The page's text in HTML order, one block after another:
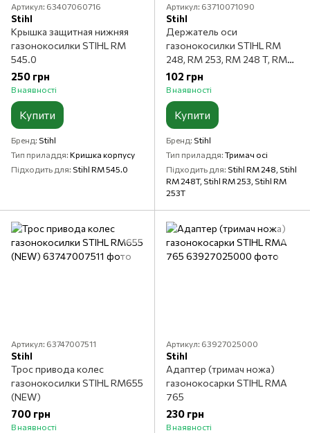
Артикул: 63407060716
Stihl
Крышка защитная нижняя
газонокосилки STIHL RM
545.0
250 грн
В наявності
Купити
Бренд Stihl
Тип приладдя Кришка корпусу
Підходить для Stihl RM 545.0
Артикул: 63710071090
Stihl
Держатель оси
газонокосилки STIHL RM
248, RM 253, RM 248 T, RM
253 T
102 грн
В наявності
Купити
Бренд Stihl
Тип приладдя Тримач осі
Підходить для Stihl RM 248, Stihl
RM 248T, Stihl RM 253, Stihl RM
253T
Артикул: 63747007511
Stihl
Трос привода колес
газонокосилки STIHL RM655
(NEW)
700 грн
В наявності
Артикул: 63927025000
Stihl
Адаптер (тримач ножа)
газонокосарки STIHL RMA
765
230 грн
В наявності